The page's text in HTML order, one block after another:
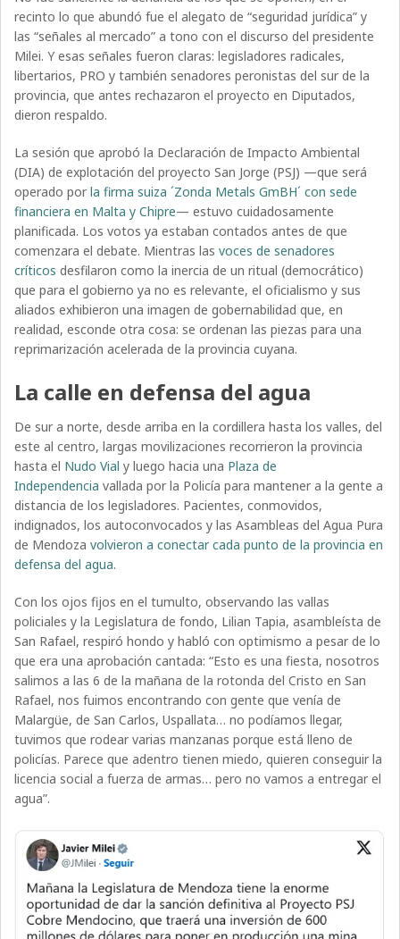
recinto lo que abundó fue el alegato de “seguridad jurídica” y
las “señales al mercado” a tono con el discurso del presidente
Milei. Y esas señales fueron claras: legisladores radicales,
libertarios, PRO y también senadores peronistas del sur de la
provincia, que antes rechazaron el proyecto en Diputados,
dieron respaldo.
La sesión que aprobó la Declaración de Impacto Ambiental
(DIA) de explotación del proyecto San Jorge (PSJ) —que será
operado porla firma suiza ´Zonda Metals GmBH´ con sede
financiera en Malta y Chipre— estuvo cuidadosamente
planificada. Los votos ya estaban contados antes de que
comenzara el debate. Mientras lasvoces de senadores
críticos desfilaron como la inercia de un ritual (democrático)
que para el gobierno ya no es relevante, el oficialismo y sus
aliados exhibieron una imagen de gobernabilidad que, en
realidad, esconde otra cosa: se ordenan las piezas para una
reprimarización acelerada de la provincia cuyana.
La calle en defensa del agua
De sur a norte, desde arriba en la cordillera hasta los valles, del
este al centro, largas movilizaciones recorrieron la provincia
hasta el Nudo Vial y luego hacia una Plaza de
Independencia vallada por la Policía para mantener a la gente a
distancia de los legisladores. Pacientes, conmovidos,
indignados, los autoconvocados y las Asambleas del Agua Pura
de Mendozavolvieron a conectar cada punto de la provincia en
defensa del agua.
Con los ojos fijos en el tumulto, observando las vallas
policiales y la Legislatura de fondo, Lilian Tapia, asambleísta de
San Rafael, respiró hondo y habló con optimismo a pesar de lo
que era una aprobación cantada: “Esto es una fiesta, nosotros
salimos a las 6 de la mañana de la rotonda del Cristo en San
Rafael, nos fuimos encontrando con gente que venía de
Malargüe, de San Carlos, Uspallata… no podíamos llegar,
tuvimos que rodear varias manzanas porque está lleno de
policías. Parece que adentro tienen miedo, quieren conseguir la
licencia social a fuerza de armas… pero no vamos a entregar el
agua”.